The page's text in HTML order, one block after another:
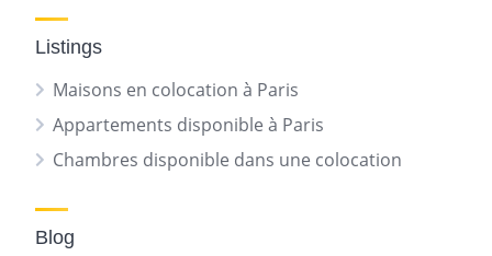
Listings
Maisons en colocation à Paris
Appartements disponible à Paris
Chambres disponible dans une colocation
Blog